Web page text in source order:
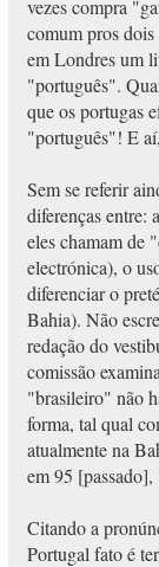
vezes compra
comum pros
em Londres um
"português".
que os portugas
"português"! E
Sem se referir
diferenças entre:
eles chamam de
electrónica), o
diferenciar o
Bahia). Não
redação do
comissão
"brasileiro" não
forma, tal qual
atualmente na
em 95
Citando a
Portugal fato é